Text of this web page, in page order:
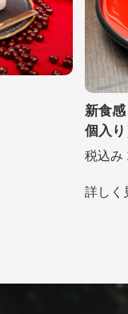
新食
個入り
税込み
詳しく